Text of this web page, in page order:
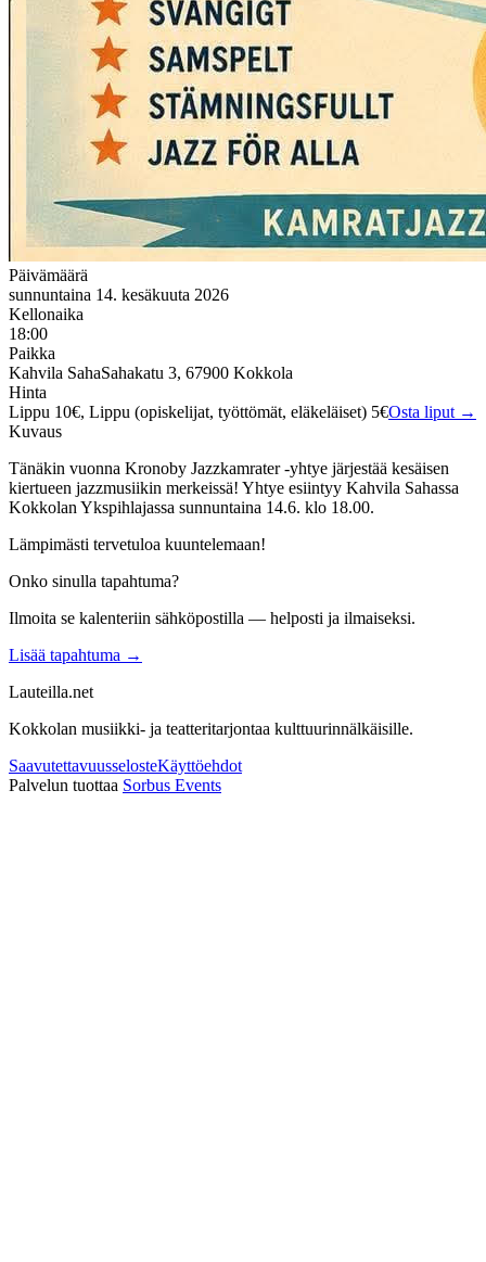
Päivämäärä
sunnuntaina 14. kesäkuuta 2026
Kellonaika
18:00
Paikka
Kahvila SahaSahakatu 3, 67900 Kokkola
Hinta
Lippu 10€, Lippu (opiskelijat, työttömät, eläkeläiset) 5€Osta liput →
Kuvaus
Tänäkin vuonna Kronoby Jazzkamrater -yhtye järjestää kesäisen
kiertueen jazzmusiikin merkeissä! Yhtye esiintyy Kahvila Sahassa
Kokkolan Ykspihlajassa sunnuntaina 14.6. klo 18.00.
Lämpimästi tervetuloa kuuntelemaan!
Onko sinulla tapahtuma?
Ilmoita se kalenteriin sähköpostilla — helposti ja ilmaiseksi.
Lisää tapahtuma →
Lauteilla.net
Kokkolan musiikki- ja teatteritarjontaa kulttuurinnälkäisille.
SaavutettavuusselosteKäyttöehdot
Palvelun tuottaa Sorbus Events